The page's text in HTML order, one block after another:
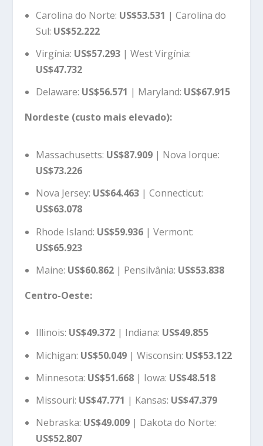
Carolina do Norte: US$53.531 | Carolina do
Sul: US$52.222
Virgínia: US$57.293| West Virgínia:
US$47.732
Delaware: US$56.571 | Maryland: US$67.915
Nordeste (custo mais elevado):
Massachusetts: US$87.909| Nova Iorque:
US$73.226
Nova Jersey: US$64.463| Connecticut:
US$63.078
Rhode Island: US$59.936| Vermont:
US$65.923
Maine: US$60.862| Pensilvânia: US$53.838
Centro-Oeste:
Illinois: US$49.372| Indiana: US$49.855
Michigan: US$50.049| Wisconsin: US$53.122
Minnesota: US$51.668| Iowa: US$48.518
Missouri: US$47.771 | Kansas: US$47.379
Nebraska: US$49.009| Dakota do Norte:
US$52.807